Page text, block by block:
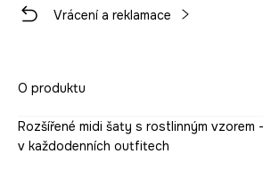
Vrácení a reklamace
O produktu
Rozšířené midi šaty s rostlinným vzorem
v každodenních outfitech